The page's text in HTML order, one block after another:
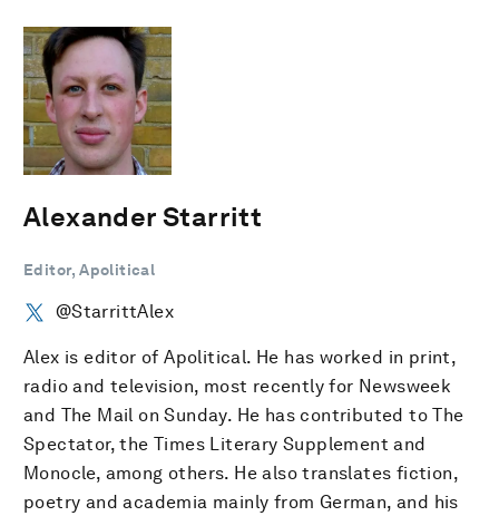
Alexander Starritt
Editor, Apolitical
@StarrittAlex
Alex is editor of Apolitical. He has worked in print,
radio and television, most recently for Newsweek
and The Mail on Sunday. He has contributed to The
Spectator, the Times Literary Supplement and
Monocle, among others. He also translates fiction,
poetry and academia mainly from German, and his